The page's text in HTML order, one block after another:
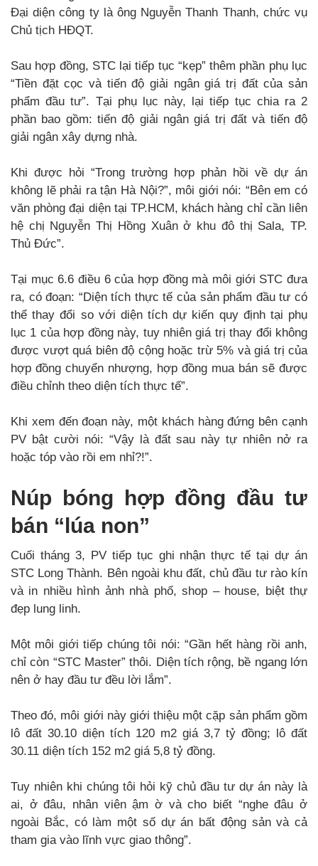
Đại diện công ty là ông Nguyễn Thanh Thanh, chức vụ
Chủ tịch HĐQT.
Sau hợp đồng, STC lại tiếp tục “kẹp” thêm phần phụ lục
“Tiền đặt cọc và tiến độ giải ngân giá trị đất của sản
phẩm đầu tư”. Tại phụ lục này, lại tiếp tục chia ra 2
phần bao gồm: tiến độ giải ngân giá trị đất và tiến độ
giải ngân xây dựng nhà.
Khi được hỏi “Trong trường hợp phản hồi về dự án
không lẽ phải ra tận Hà Nội?”, môi giới nói: “Bên em có
văn phòng đại diện tại TP.HCM, khách hàng chỉ cần liên
hệ chị Nguyễn Thị Hồng Xuân ở khu đô thị Sala, TP.
Thủ Đức”.
Tại mục 6.6 điều 6 của hợp đồng mà môi giới STC đưa
ra, có đoạn: “Diện tích thực tế của sản phẩm đầu tư có
thể thay đổi so với diện tích dự kiến quy định tại phụ
lục 1 của hợp đồng này, tuy nhiên giá trị thay đổi không
được vượt quá biên độ cộng hoặc trừ 5% và giá trị của
hợp đồng chuyển nhượng, hợp đồng mua bán sẽ được
điều chỉnh theo diện tích thực tế”.
Khi xem đến đoạn này, một khách hàng đứng bên cạnh
PV bật cười nói: “Vậy là đất sau này tự nhiên nở ra
hoặc tóp vào rồi em nhỉ?!”.
Núp bóng hợp đồng đầu tư
bán “lúa non”
Cuối tháng 3, PV tiếp tục ghi nhận thực tế tại dự án
STC Long Thành. Bên ngoài khu đất, chủ đầu tư rào kín
và in nhiều hình ảnh nhà phố, shop – house, biệt thự
đẹp lung linh.
Một môi giới tiếp chúng tôi nói: “Gần hết hàng rồi anh,
chỉ còn “STC Master” thôi. Diện tích rộng, bề ngang lớn
nên ở hay đầu tư đều lời lắm”.
Theo đó, môi giới này giới thiệu một cặp sản phẩm gồm
lô đất 30.10 diện tích 120 m2 giá 3,7 tỷ đồng; lô đất
30.11 diện tích 152 m2 giá 5,8 tỷ đồng.
Tuy nhiên khi chúng tôi hỏi kỹ chủ đầu tư dự án này là
ai, ở đâu, nhân viên ậm ờ và cho biết “nghe đâu ở
ngoài Bắc, có làm một số dự án bất động sản và cả
tham gia vào lĩnh vực giao thông”.